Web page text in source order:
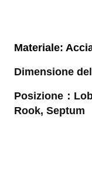
Materiale:
Dimensione
Posizione：
Rook, Septum